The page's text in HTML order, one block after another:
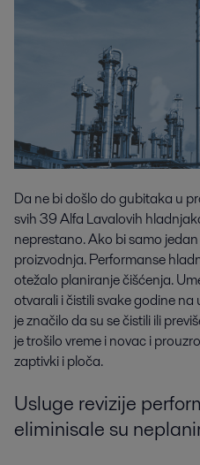
Da ne bi došlo do gubitaka u
svih 39 Alfa Lavalovih
neprestano. Ako bi samo
proizvodnja. Performanse
otežalo planiranje čišćenja.
otvarali i čistili svake godine
je značilo da su se čistili ili
je trošilo vreme i novac i
zaptivki i ploča.
Usluge revizije
eliminisale su